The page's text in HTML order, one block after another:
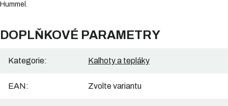
Hummel.
DOPLŇKOVÉ PARAMETRY
Kategorie: Kalhoty a tepláky
EAN: Zvolte variantu